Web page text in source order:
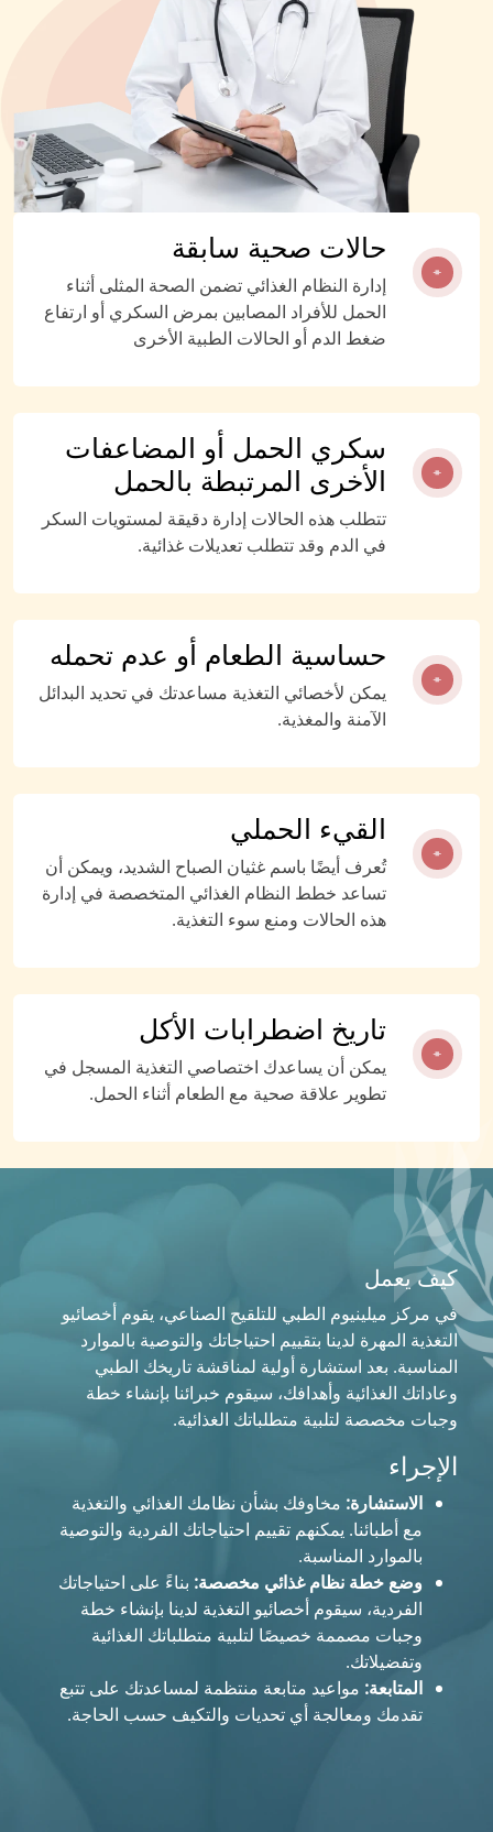
حالات صحية سابقة
إدارة النظام الغذائي تضمن الصحة المثلى أثناء
الحمل للأفراد المصابين بمرض السكري أو ارتفاع
ضغط الدم أو الحالات الطبية الأخرى
سكري الحمل أو المضاعفات
الأخرى المرتبطة بالحمل
تتطلب هذه الحالات إدارة دقيقة لمستويات السكر
في الدم وقد تتطلب تعديلات غذائية.
حساسية الطعام أو عدم تحمله
يمكن لأخصائي التغذية مساعدتك في تحديد البدائل
الآمنة والمغذية.
القيء الحملي
تُعرف أيضًا باسم غثيان الصباح الشديد، ويمكن أن
تساعد خطط النظام الغذائي المتخصصة في إدارة
هذه الحالات ومنع سوء التغذية.
تاريخ اضطرابات الأكل
يمكن أن يساعدك اختصاصي التغذية المسجل في
تطوير علاقة صحية مع الطعام أثناء الحمل.
كيف يعمل
في مركز ميلينيوم الطبي للتلقيح الصناعي، يقوم أخصائيو
التغذية المهرة لدينا بتقييم احتياجاتك والتوصية بالموارد
المناسبة. بعد استشارة أولية لمناقشة تاريخك الطبي
وعاداتك الغذائية وأهدافك، سيقوم خبرائنا بإنشاء خطة
وجبات مخصصة لتلبية متطلباتك الغذائية.
الإجراء
الاستشارة:مخاوفك بشأن نظامك الغذائي والتغذية
مع أطبائنا. يمكنهم تقييم احتياجاتك الفردية والتوصية
بالموارد المناسبة.
وضع خطة نظام غذائي مخصصة:بناءً على احتياجاتك
الفردية، سيقوم أخصائيو التغذية لدينا بإنشاء خطة
وجبات مصممة خصيصًا لتلبية متطلباتك الغذائية
وتفضيلاتك.
المتابعة:مواعيد متابعة منتظمة لمساعدتك على تتبع
تقدمك ومعالجة أي تحديات والتكيف حسب الحاجة.